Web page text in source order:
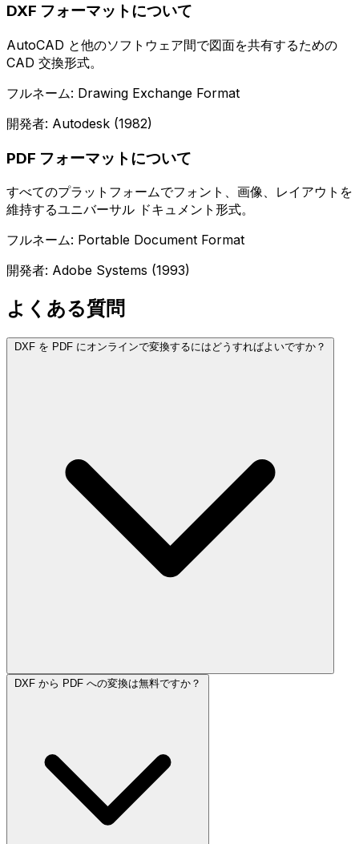
DXF フォーマットについて
AutoCAD と他のソフトウェア間で図面を共有するための
CAD 交換形式。
フルネーム: Drawing Exchange Format
開発者: Autodesk (1982)
PDF フォーマットについて
すべてのプラットフォームでフォント、画像、レイアウトを
維持するユニバーサル ドキュメント形式。
フルネーム: Portable Document Format
開発者: Adobe Systems (1993)
よくある質問
DXF を PDF にオンラインで変換するにはどうすればよいですか？
DXF から PDF への変換は無料ですか？